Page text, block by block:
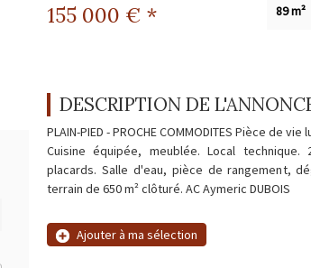
155 000 € * 89 m²
DESCRIPTION DE
PLAIN-PIED - PROCHE COMMODITES Pièce de
Cuisine équipée, meublée. Local technique.
placards. Salle d'eau, pièce de rangement,
terrain de 650 m² clôturé. AC Aymeric DUBOIS
Ajouter à ma sélection